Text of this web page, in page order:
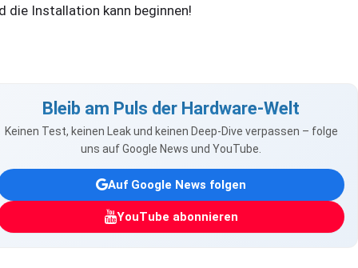
die Installation kann beginnen!
Bleib am Puls der Hardware-Welt
Keinen Test, keinen Leak und keinen Deep-Dive verpassen – folge
uns auf Google News und YouTube.
Auf Google News folgen
YouTube abonnieren